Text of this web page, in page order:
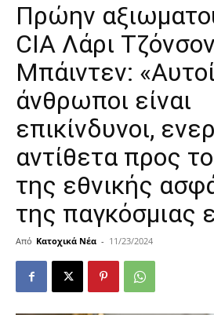
Πρώην
CIA Λάρι
Μπάιντεν:
άνθρωποι είναι
επικίνδυνοι,
αντίθετα προς
της εθνικής
της παγκόσμιας
Από Κατοχικά Νέα - 11/23/2024